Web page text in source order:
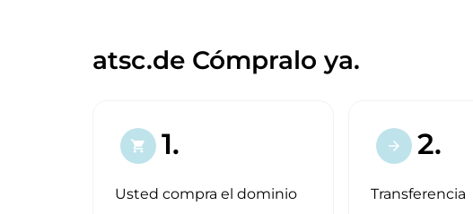
atsc.de Cómpralo ya.
shopping_cart 1.
Usted compra el dominio
arrow_forward 2.
Transferencia